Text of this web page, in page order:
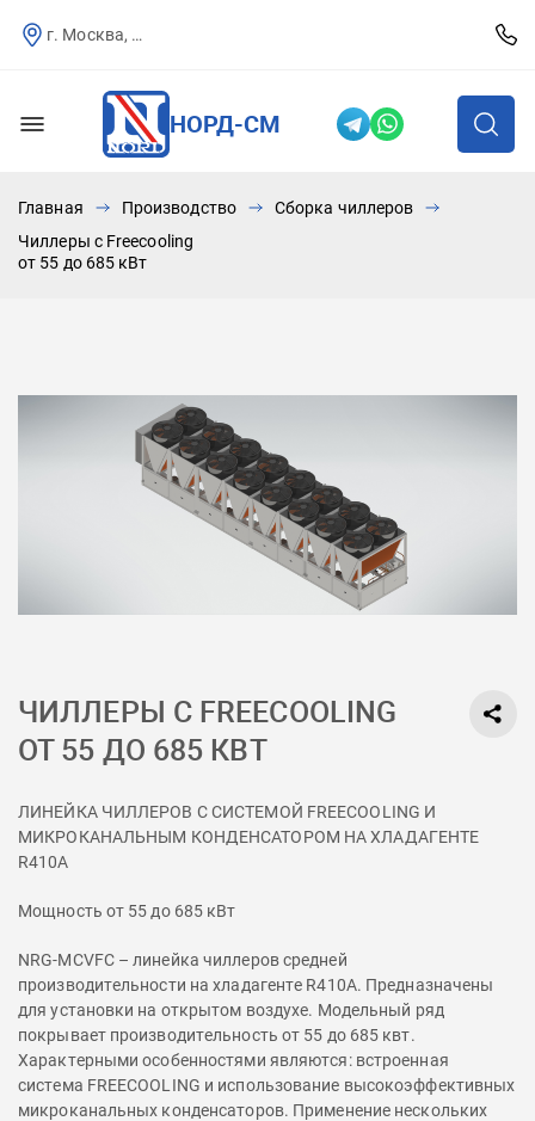
г. Москва, Севастопольский пр-т, д.25
НОРД-СМ
Главная Производство
Сборка чиллеров
Чиллеры с Freecooling
от 55 до 685 кВт
ЧИЛЛЕРЫ С FREECOOLING
ОТ 55 ДО 685 КВТ
ЛИНЕЙКА ЧИЛЛЕРОВ C СИСТЕМОЙ FREECOOLING И
МИКРОКАНАЛЬНЫМ КОНДЕНСАТОРОМ НА ХЛАДАГЕНТЕ
R410A
Мощность от 55 до 685 кВт
NRG-MCVFC – линейка чиллеров средней
производительности на хладагенте R410A. Предназначены
для установки на открытом воздухе. Модельный ряд
покрывает производительность от 55 до 685 квт.
Характерными особенностями являются: встроенная
система FREECOOLING и использование высокоэффективных
микроканальных конденсаторов. Применение нескольких